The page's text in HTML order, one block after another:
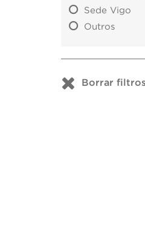
Sede Vigo
Outros
Borrar